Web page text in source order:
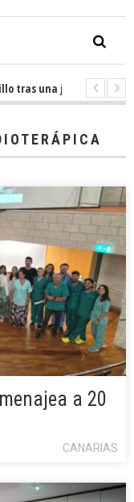
una jornada de
a 20
CANARIAS